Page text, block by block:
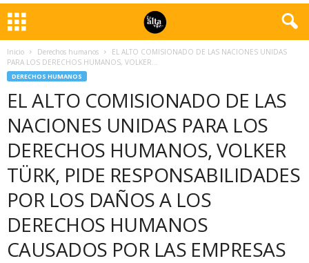
Inicio Derechos humanos
EL ALTO COMISIONADO DE LAS NACIONES UNIDAS
PARA LOS DERECHOS HUMANOS, VOLKER...
DERECHOS HUMANOS
EL ALTO COMISIONADO DE LAS
NACIONES UNIDAS PARA LOS
DERECHOS HUMANOS, VOLKER
TÜRK, PIDE RESPONSABILIDADES
POR LOS DAÑOS A LOS
DERECHOS HUMANOS
CAUSADOS POR LAS EMPRESAS